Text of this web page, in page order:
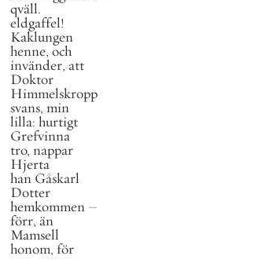
qväll.
eldgaffel!
Kaklungen
henne, och
invänder, att
Doktor
Himmelskropp
svans, min
lilla: hurtigt
Grefvinna
tro, nappar
Hjerta
han Gåskarl
Dotter
hemkommen –
förr, än
Mamsell
honom, för